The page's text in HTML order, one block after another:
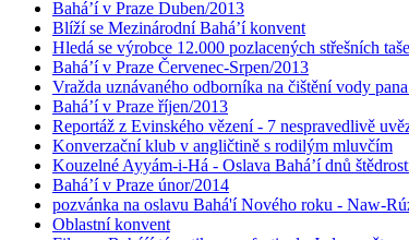
Bahá’í v Praze Duben/2013
Blíží se Mezinárodní Bahá’í konvent
Hledá se výrobce 12.000 pozlacených střešních
Bahá’í v Praze Červenec-Srpen/2013
Vražda uznávaného odborníka na čištění vody
Bahá’í v Praze říjen/2013
Reportáž z Evinského vězení - 7 nespravedlivě
Konverzační klub v angličtině s rodilým mluvčím
Kouzelné Ayyám-i-Há - Oslava Bahá’í dnů
Bahá’í v Praze únor/2014
pozvánka na oslavu Bahá'í Nového roku - Naw-
Oblastní konvent